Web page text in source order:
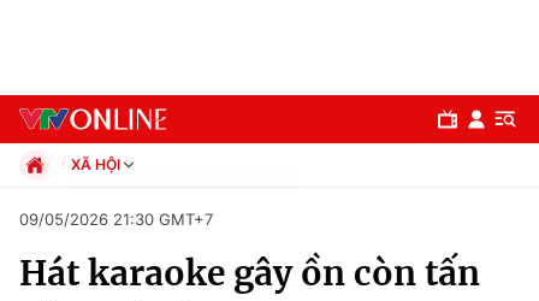
Chuyên mục
XÃ HỘI
Xã hội
Pháp luật
09/05/2026 21:30 GMT+7
Hát karaoke gây ồn còn tấn